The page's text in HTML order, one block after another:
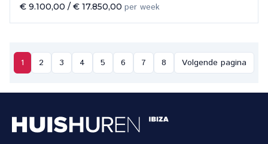
€ 9.100,00 / € 17.850,00 per week
1 2 3 4 5 6 7 8 Volgende pagina